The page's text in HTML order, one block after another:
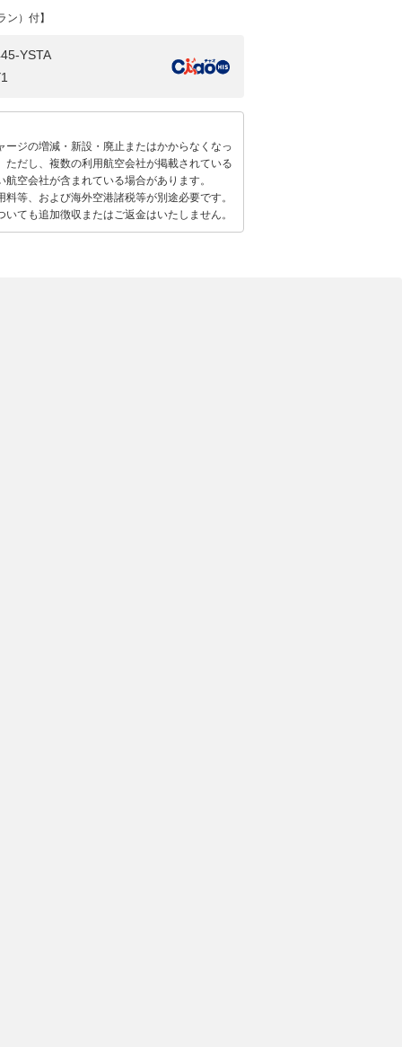
ン）付】
YSTA
ジの増減・新設・廃止またはかからなくなっ
だし、複数の利用航空会社が掲載されている
空会社が含まれている場合があります。
等、および海外空港諸税等が別途必要です。
ても追加徴収またはご返金はいたしません。